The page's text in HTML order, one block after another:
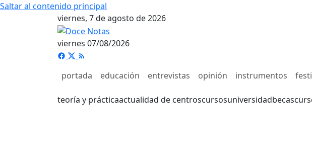
Saltar al contenido principal
viernes, 7 de agosto de 2026
viernes 07/08/2026
portada educación entrevistas opinión instrumentos
teoría y prácticaactualidad de centroscursosuniversidadbecas